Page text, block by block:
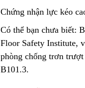
Chứng nhận lực kéo
Có thể bạn chưa biết:
Floor Safety Institute,
phòng chống trơn
B101.3.